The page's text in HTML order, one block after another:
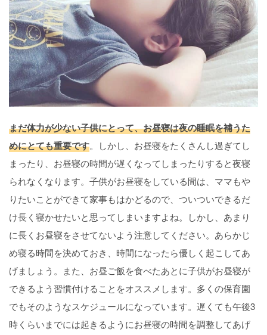
まだ体力が少ない子供にとって、お昼寝は夜の睡眠を補うた
めにとても重要です。しかし、お昼寝をたくさんし過ぎてし
まったり、お昼寝の時間が遅くなってしまったりすると夜寝
られなくなります。子供がお昼寝をしている間は、ママもや
りたいことができて家事もはかどるので、ついついできるだ
け長く寝かせたいと思ってしまいますよね。しかし、あまり
に長くお昼寝をさせてないよう注意してください。あらかじ
め寝る時間を決めておき、時間になったら優しく起こしてあ
げましょう。また、お昼ご飯を食べたあとに子供がお昼寝が
できるよう習慣付けることをオススメします。多くの保育園
でもそのようなスケジュールになっています。遅くても午後3
時くらいまでには起きるようにお昼寝の時間を調整してあげ